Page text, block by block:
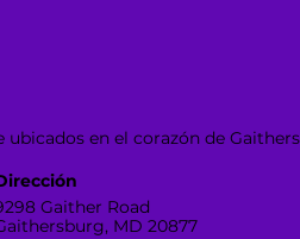
ubicados en el corazón de
Gaither Road
MD 20877